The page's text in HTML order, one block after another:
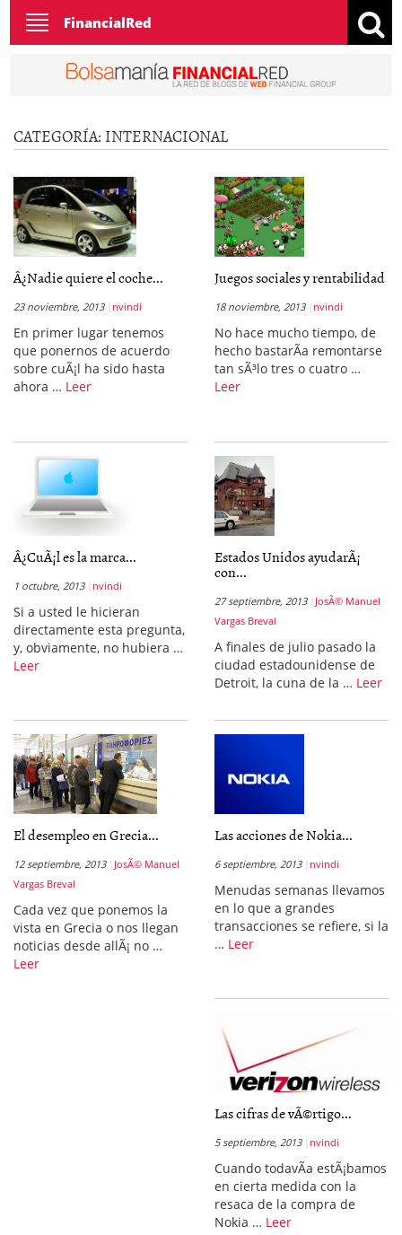
Toggle
navigation
FinancialRed
CATEGORÍA: INTERNACIONAL
Â¿Nadie quiere el coche...
23 noviembre, 2013 nvindi
En primer lugar tenemos
que ponernos de acuerdo
sobre cuÃ¡l ha sido hasta
ahora … Leer
Juegos sociales y rentabilidad
18 noviembre, 2013 nvindi
No hace mucho tiempo, de
hecho bastarÃ­a remontarse
tan sÃ³lo tres o cuatro …
Leer
Â¿CuÃ¡l es la marca...
1 octubre, 2013 nvindi
Si a usted le hicieran
directamente esta pregunta,
y, obviamente, no hubiera …
Leer
Estados Unidos ayudarÃ¡
con...
27 septiembre, 2013
JosÃ© Manuel
Vargas Breval
A finales de julio pasado la
ciudad estadounidense de
Detroit, la cuna de la … Leer
El desempleo en Grecia...
12 septiembre, 2013
JosÃ© Manuel
Vargas Breval
Cada vez que ponemos la
vista en Grecia o nos llegan
noticias desde allÃ¡ no …
Leer
Las acciones de Nokia...
6 septiembre, 2013 nvindi
Menudas semanas llevamos
en lo que a grandes
transacciones se refiere, si la
… Leer
Las cifras de vÃ©rtigo...
5 septiembre, 2013 nvindi
Cuando todavÃ­a estÃ¡bamos
en cierta medida con la
resaca de la compra de
Nokia … Leer